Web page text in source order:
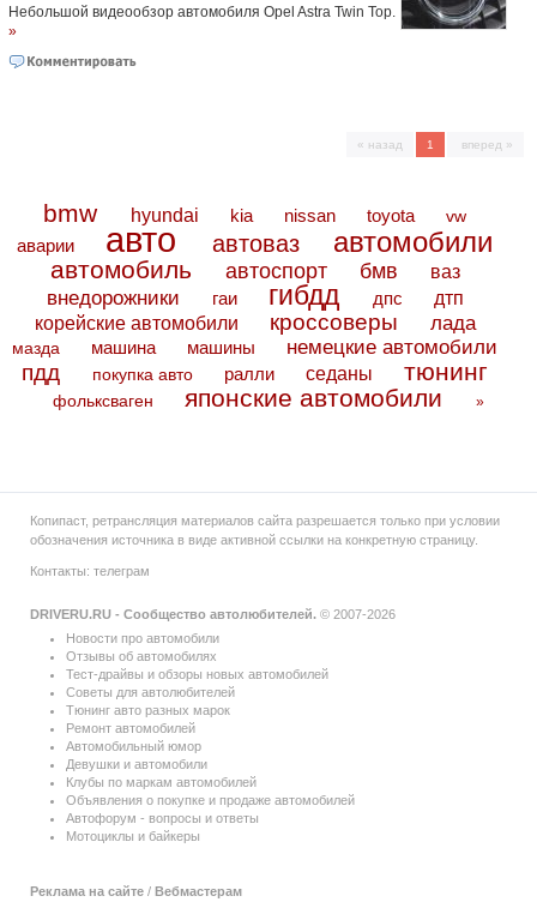
Небольшой видеообзор автомобиля Opel Astra Twin Top.
»
« назад 1 вперед »
bmw hyundai kia nissan toyota vw
аварии авто автоваз автомобили
автомобиль автоспорт бмв ваз
внедорожники гаи гибдд дпс дтп
корейские автомобили кроссоверы лада
мазда машина машины немецкие автомобили
пдд покупка авто ралли седаны тюнинг
фольксваген японские автомобили »
Копипаст, ретрансляция материалов сайта разрешается только при условии
обозначения источника в виде активной ссылки на конкретную страницу.
Контакты: телеграм
DRIVERU.RU - Сообщество автолюбителей. © 2007-2026
Новости про автомобили
Отзывы об автомобилях
Тест-драйвы и обзоры новых автомобилей
Советы для автолюбителей
Тюнинг авто разных марок
Ремонт автомобилей
Автомобильный юмор
Девушки и автомобили
Клубы по маркам автомобилей
Объявления о покупке и продаже автомобилей
Автофорум - вопросы и ответы
Мотоциклы и байкеры
Реклама на сайте / Вебмастерам